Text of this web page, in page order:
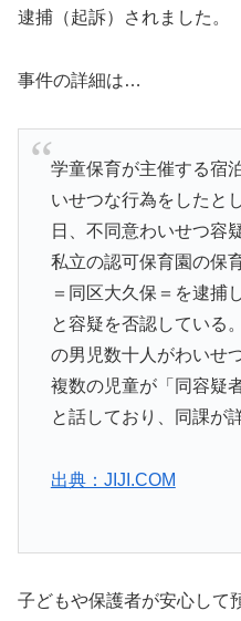
逮捕（起訴）されました。
事件の詳細は…
学童保育が主催する宿
いせつな行為をしたと
日、不同意わいせつ容
私立の認可保育園の保
＝同区大久保＝を逮捕
と容疑を否認している
の男児数十人がわいせ
複数の児童が「同容疑
と話しており、同課が
出典：JIJI.COM
子どもや保護者が安心して